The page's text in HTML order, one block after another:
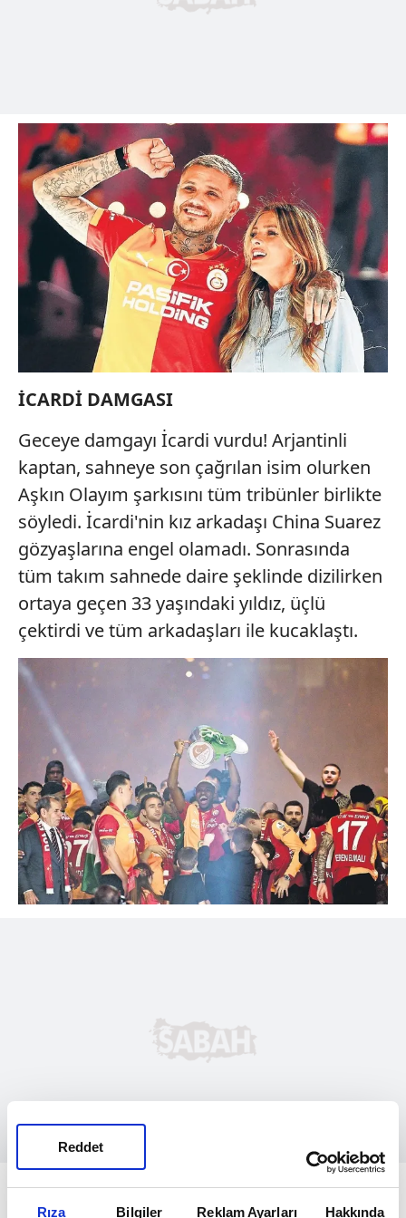
Rıza Bilgiler Reklam Ayarları Hakkında
Reddet
İCARDİ DAMGASI
Geceye damgayı İcardi vurdu! Arjantinli
kaptan, sahneye son çağrılan isim olurken
Aşkın Olayım şarkısını tüm tribünler birlikte
söyledi. İcardi'nin kız arkadaşı China Suarez
gözyaşlarına engel olamadı. Sonrasında
tüm takım sahnede daire şeklinde dizilirken
ortaya geçen 33 yaşındaki yıldız, üçlü
çektirdi ve tüm arkadaşları ile kucaklaştı.
HEDEF 5'TE 5!